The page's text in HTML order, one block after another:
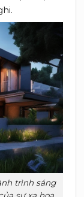
trình sáng
sự xa hoa,